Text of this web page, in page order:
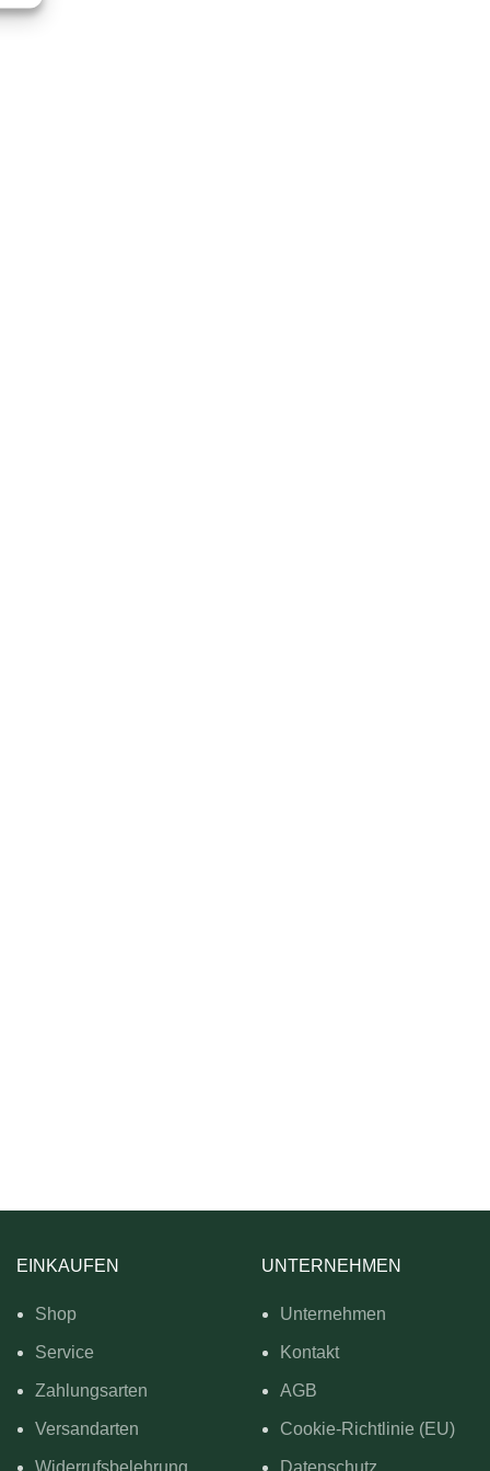
EINKAUFEN
Shop
Service
Zahlungsarten
Versandarten
Widerrufsbelehrung
UNTERNEHMEN
Unternehmen
Kontakt
AGB
Cookie-Richtlinie (EU)
Datenschutz